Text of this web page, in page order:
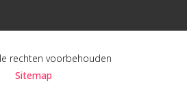
rechten voorbehouden
Sitemap